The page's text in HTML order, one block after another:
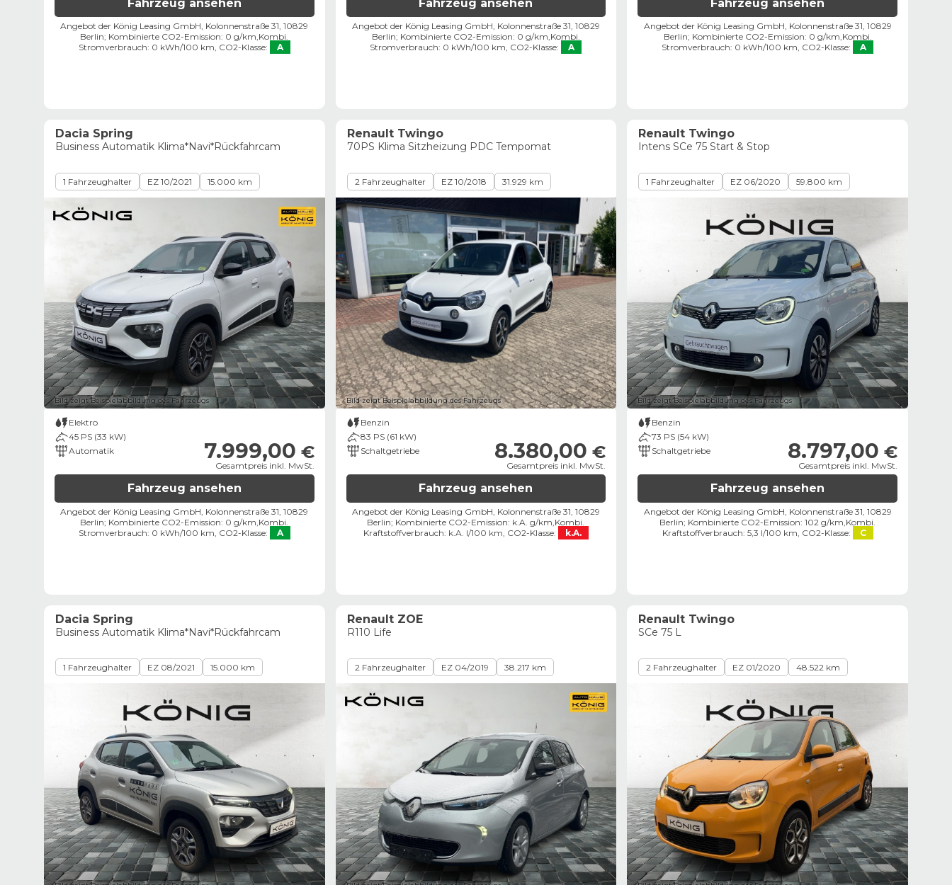
Fahrzeug ansehen
Angebot der König Leasing GmbH, Kolonnenstraße 31, 10829
Berlin; Kombinierte CO2-Emission: 0 g/km,Kombi.
Stromverbrauch: 0 kWh/100 km, CO2-Klasse: A
Fahrzeug ansehen
Angebot der König Leasing GmbH, Kolonnenstraße 31, 10829
Berlin; Kombinierte CO2-Emission: 0 g/km,Kombi.
Stromverbrauch: 0 kWh/100 km, CO2-Klasse: A
Fahrzeug ansehen
Angebot der König Leasing GmbH, Kolonnenstraße 31, 10829
Berlin; Kombinierte CO2-Emission: 0 g/km,Kombi.
Stromverbrauch: 0 kWh/100 km, CO2-Klasse: A
Dacia Spring
Business Automatik Klima*Navi*Rückfahrcam
1 Fahrzeughalter EZ 10/2021 15.000 km
Bild zeigt Beispielabbildung des Fahrzeugs
Elektro
45 PS (33 kW)
Automatik
7.999,00 €
Gesamtpreis inkl. MwSt.
Fahrzeug ansehen
Angebot der König Leasing GmbH, Kolonnenstraße 31, 10829
Berlin; Kombinierte CO2-Emission: 0 g/km, Kombi.
Stromverbrauch: 0 kWh/100 km, CO2-Klasse: A
Renault Twingo
70PS Klima Sitzheizung PDC Tempomat
2 Fahrzeughalter EZ 10/2018 31.929 km
Bild zeigt Beispielabbildung des Fahrzeugs
Benzin
83 PS (61 kW)
Schaltgetriebe
8.380,00 €
Gesamtpreis inkl. MwSt.
Fahrzeug ansehen
Angebot der König Leasing GmbH, Kolonnenstraße 31, 10829
Berlin; Kombinierte CO2-Emission: k.A. g/km, Kombi.
Kraftstoffverbrauch: k.A. l/100 km, CO2-Klasse: k.A.
Renault Twingo
Intens SCe 75 Start & Stop
1 Fahrzeughalter EZ 06/2020 59.800 km
Bild zeigt Beispielabbildung des Fahrzeugs
Benzin
73 PS (54 kW)
Schaltgetriebe
8.797,00 €
Gesamtpreis inkl. MwSt.
Fahrzeug ansehen
Angebot der König Leasing GmbH, Kolonnenstraße 31, 10829
Berlin; Kombinierte CO2-Emission: 102 g/km, Kombi.
Kraftstoffverbrauch: 5,3 l/100 km, CO2-Klasse: C
Dacia Spring
Business Automatik Klima*Navi*Rückfahrcam
1 Fahrzeughalter EZ 08/2021 15.000 km
Renault ZOE
R110 Life
2 Fahrzeughalter EZ 04/2019 38.217 km
Renault Twingo
SCe 75 L
2 Fahrzeughalter EZ 01/2020 48.522 km